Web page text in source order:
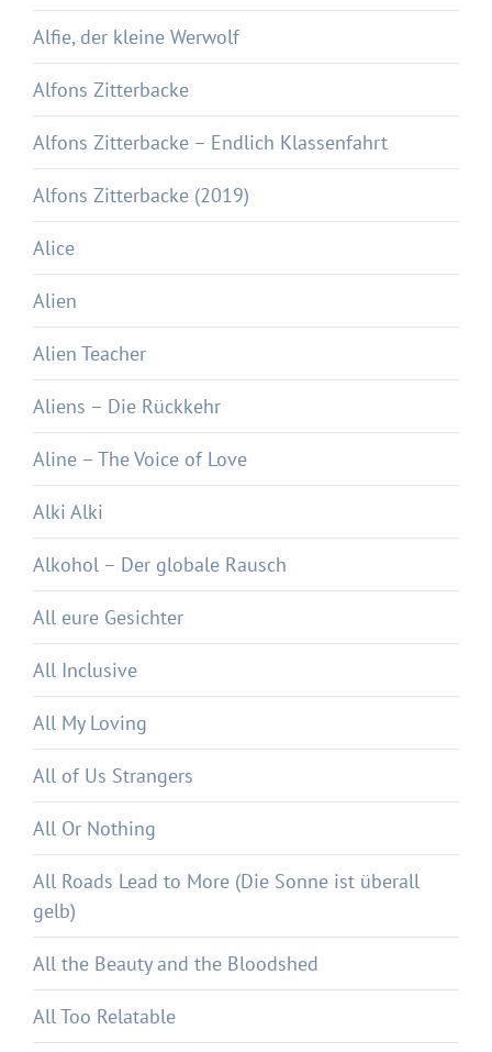
Alfie, der kleine Werwolf
Alfons Zitterbacke
Alfons Zitterbacke – Endlich Klassenfahrt
Alfons Zitterbacke (2019)
Alice
Alien
Alien Teacher
Aliens – Die Rückkehr
Aline – The Voice of Love
Alki Alki
Alkohol – Der globale Rausch
All eure Gesichter
All Inclusive
All My Loving
All of Us Strangers
All Or Nothing
All Roads Lead to More (Die Sonne ist überall
gelb)
All the Beauty and the Bloodshed
All Too Relatable